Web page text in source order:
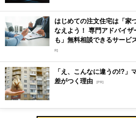
はじめての注文住宅は「家
なえよう！ 専門アドバイ
も」無料相談できるサービ
R]
「え、こんなに違うの!?」
差がつく理由 [PR]